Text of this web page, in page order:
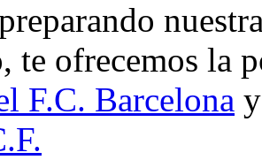
te ofrecemos la
F.C. Barcelona